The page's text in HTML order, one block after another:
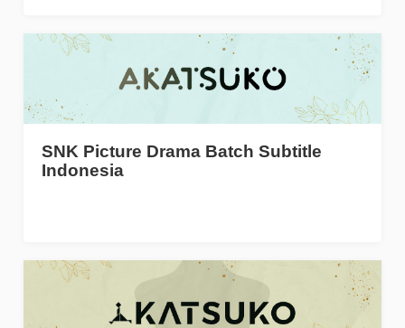
SNK Picture Drama Batch Subtitle
Indonesia